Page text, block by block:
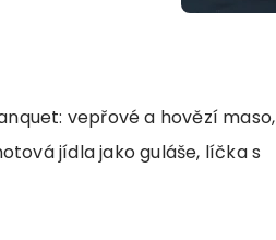
vepřové a hovězí maso,
jídla jako guláše, líčka s